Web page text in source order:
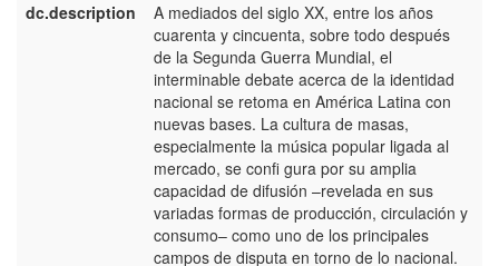
dc.description
A mediados del siglo XX, entre los años
cuarenta y cincuenta, sobre todo después
de la Segunda Guerra Mundial, el
interminable debate acerca de la identidad
nacional se retoma en América Latina con
nuevas bases. La cultura de masas,
especialmente la música popular ligada al
mercado, se conﬁ gura por su amplia
capacidad de difusión –revelada en sus
variadas formas de producción, circulación y
consumo– como uno de los principales
campos de disputa en torno de lo nacional.